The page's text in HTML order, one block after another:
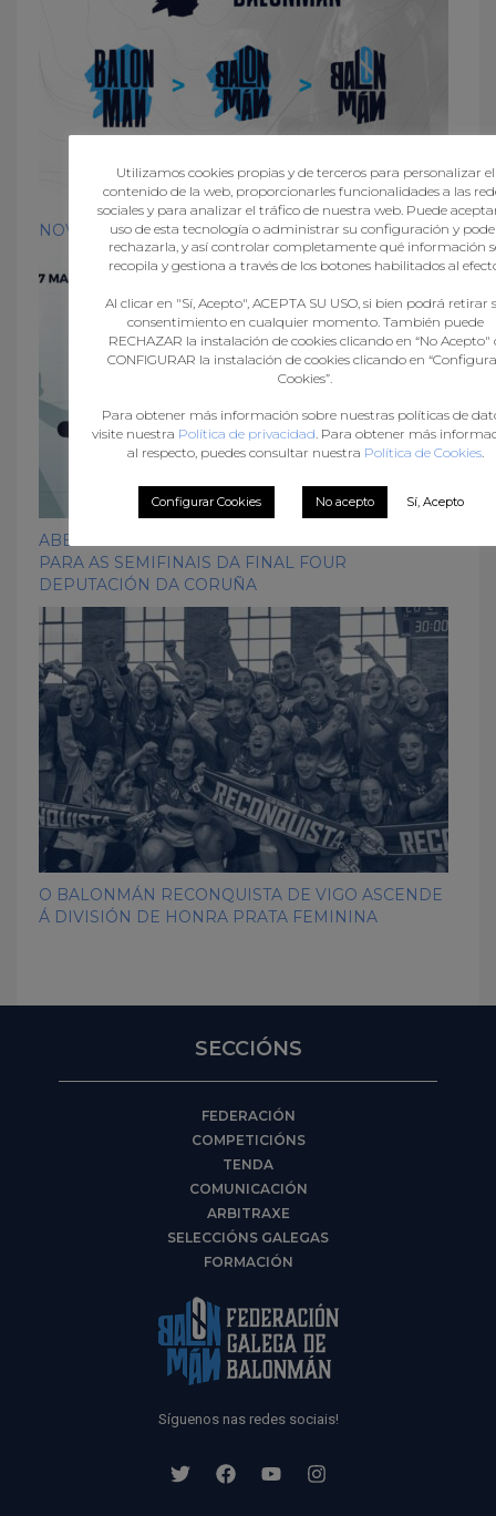
NOVA IMAXE, NOVA WEB
ABERTO O PRAZO DE RESERVA DE LOCALIDADES
PARA AS SEMIFINAIS DA FINAL FOUR
DEPUTACIÓN DA CORUÑA
O BALONMÁN RECONQUISTA DE VIGO ASCENDE
Á DIVISIÓN DE HONRA PRATA FEMININA
SECCIÓNS
FEDERACIÓN
COMPETICIÓNS
TENDA
COMUNICACIÓN
ARBITRAXE
SELECCIÓNS GALEGAS
FORMACIÓN
Síguenos nas redes sociais!
Utilizamos cookies propias y de terceros para personalizar el
contenido de la web, proporcionarles funcionalidades a las
sociales y para analizar el tráfico de nuestra web. Puede
uso de esta tecnología o administrar su configuración y
rechazarla, y así controlar completamente qué información
recopila y gestiona a través de los botones habilitados al
Al clicar en "Sí, Acepto", ACEPTA SU USO, si bien podrá retirar
consentimiento en cualquier momento. También puede
RECHAZAR la instalación de cookies clicando en “No Acepto"
CONFIGURAR la instalación de cookies clicando en
Cookies”.
Para obtener más información sobre nuestras políticas de
visite nuestra Política de privacidad. Para obtener más
al respecto, puedes consultar nuestra Política de Cookies.
Configurar Cookies No acepto Sí, Acepto